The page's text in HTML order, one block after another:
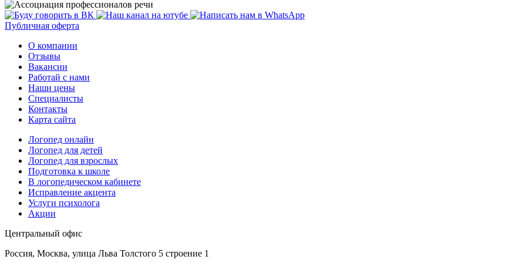
Публичная оферта
О компании
Отзывы
Вакансии
Работай с нами
Наши цены
Специалисты
Контакты
Карта сайта
Логопед онлайн
Логопед для детей
Логопед для взрослых
Подготовка к школе
В логопедическом кабинете
Исправление акцента
Услуги психолога
Акции
Центральный офис
Россия, Москва, улица Льва Толстого 5 строение 1